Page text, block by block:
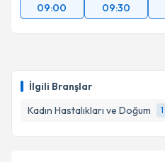
İlgili Branşlar
Kadın Hastalıkları ve Doğum
1
09:00 09:30